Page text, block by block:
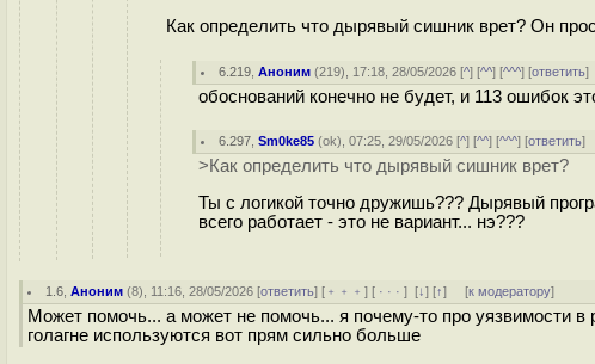
Как определить что дырявый сишник врет? Он
6.219 ,Аноним (219), 17:18, 28/05/2026 [^] [^^] [^^^] [ответить]
обоснований конечно не будет, и 113 ошибок
6.297 ,Sm0ke85 (ok), 07:25, 29/05/2026 [^] [^^] [^^^] [ответить]
>Как определить что дырявый сишник врет?
Ты с логикой точно дружишь??? Дырявый
всего работает - это не вариант... нэ???
1.6 ,Аноним (8), 11:16, 28/05/2026 [ответить] [ ﹢﹢﹢] [ · · ·][↓] [↑] [к модератору]
Может помочь... а может не помочь... я почему-то про уязвимости
голагне используются вот прям сильно больше